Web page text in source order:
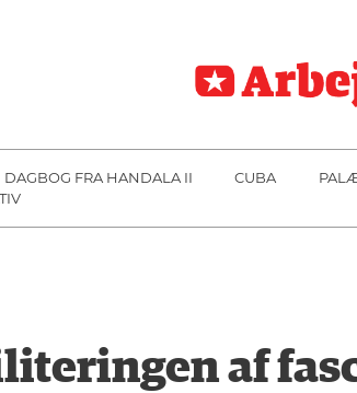
DAGBOG FRA HANDALA II CUBA
af